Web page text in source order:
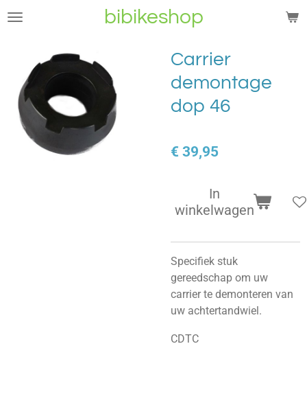
Ga
hoofdinhoud
bibikeshop
Carrier
demontage
dop 46
€ 39,95
In
winkelwagen
Specifiek stuk
gereedschap om uw
carrier te demonteren van
uw achtertandwiel.
CDTC